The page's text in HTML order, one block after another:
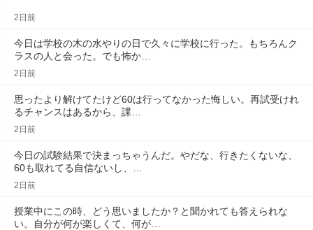
2日前
今日は学校の木の水やりの日で久々に学校に行った。もちろんク
ラスの人と会った。でも怖か…
2日前
思ったより解けてたけど60は行ってなかった悔しい。再試受けれ
るチャンスはあるから、課…
2日前
今日の試験結果で決まっちゃうんだ。やだな、行きたくないな、
60も取れてる自信ないし、…
2日前
授業中にこの時、どう思いましたか？と聞かれても答えられな
い。自分が何が楽しくて、何が…